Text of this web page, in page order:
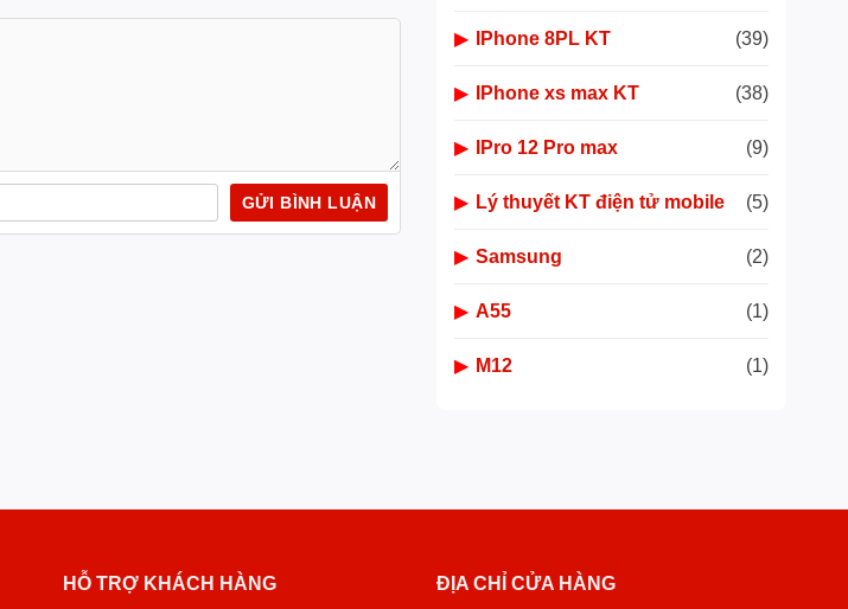
▶ IPhone 8PL KT (39)
▶ IPhone xs max KT (38)
▶ IPro 12 Pro max (9)
▶ Lý thuyết KT điện tử mobile (5)
▶ Samsung (2)
▶ A55 (1)
▶ M12 (1)
HỖ TRỢ KHÁCH HÀNG ĐỊA CHỈ CỬA HÀNG